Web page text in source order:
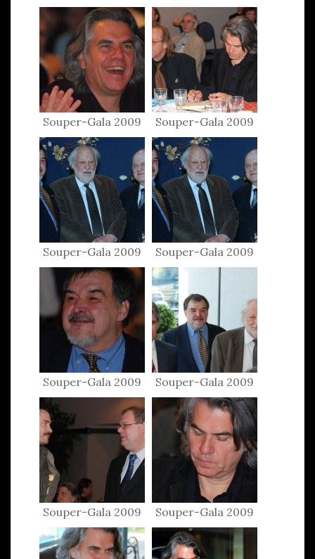
Souper-Gala 2009 Souper-Gala 2009
Souper-Gala 2009 Souper-Gala 2009
Souper-Gala 2009 Souper-Gala 2009
Souper-Gala 2009 Souper-Gala 2009